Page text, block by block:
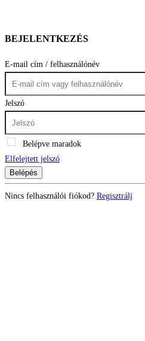
BEJELENTKEZÉS
E-mail cím / felhasználónév
Jelszó
Belépve maradok
Elfelejtett jelszó
Belépés
Nincs felhasználói fiókod? Regisztrálj